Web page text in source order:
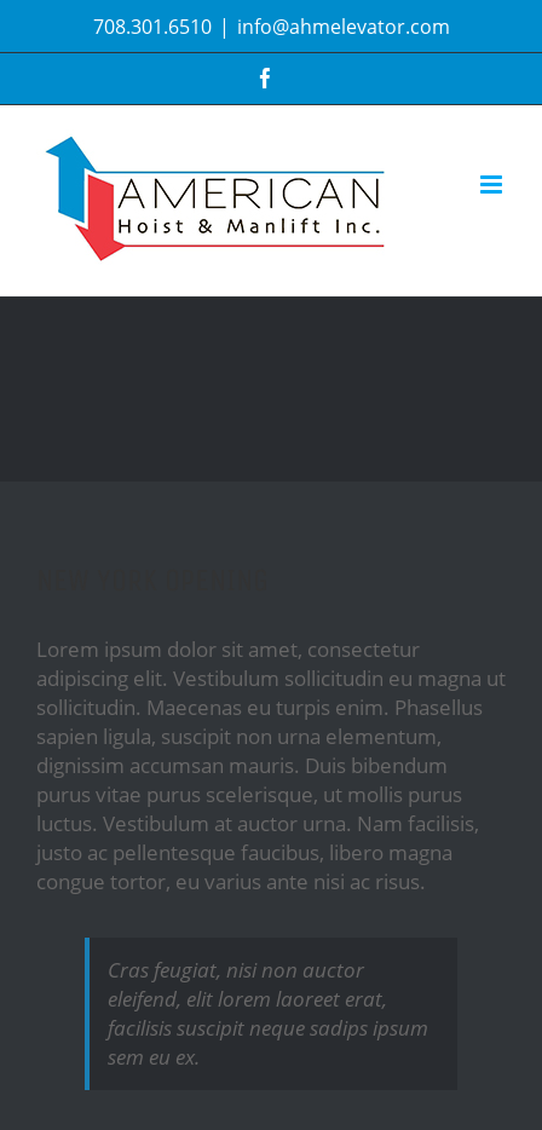
708.301.6510 | info@ahmelevator.com
Lorem ipsum dolor sit amet, consectetur
adipiscing elit. Vestibulum sollicitudin eu magna ut
sollicitudin. Maecenas eu turpis enim. Phasellus
sapien ligula, suscipit non urna elementum,
dignissim accumsan mauris. Duis bibendum
purus vitae purus scelerisque, ut mollis purus
luctus. Vestibulum at auctor urna. Nam facilisis,
justo ac pellentesque faucibus, libero magna
congue tortor, eu varius ante nisi ac risus.
Cras feugiat, nisi non auctor
eleifend, elit lorem laoreet erat,
facilisis suscipit neque sadips ipsum
sem eu ex.